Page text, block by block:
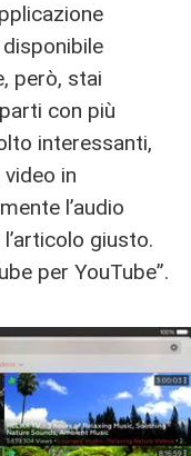
però, stai
con più
interessanti,
in
l’audio
giusto.
per YouTube”.